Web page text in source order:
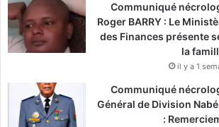
Communiqué
Roger BARRY : Le
des Finances présente
la
il y a 1
Communiqué
Général de Division
: